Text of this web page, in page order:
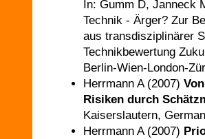
In: Gumm D, Janneck
Technik - Ärger? Zur
aus transdisziplinärer
Technikbewertung
Berlin-Wien-London-
Herrmann A (2007)
Risiken durch
Kaiserslautern,
Herrmann A (2007)